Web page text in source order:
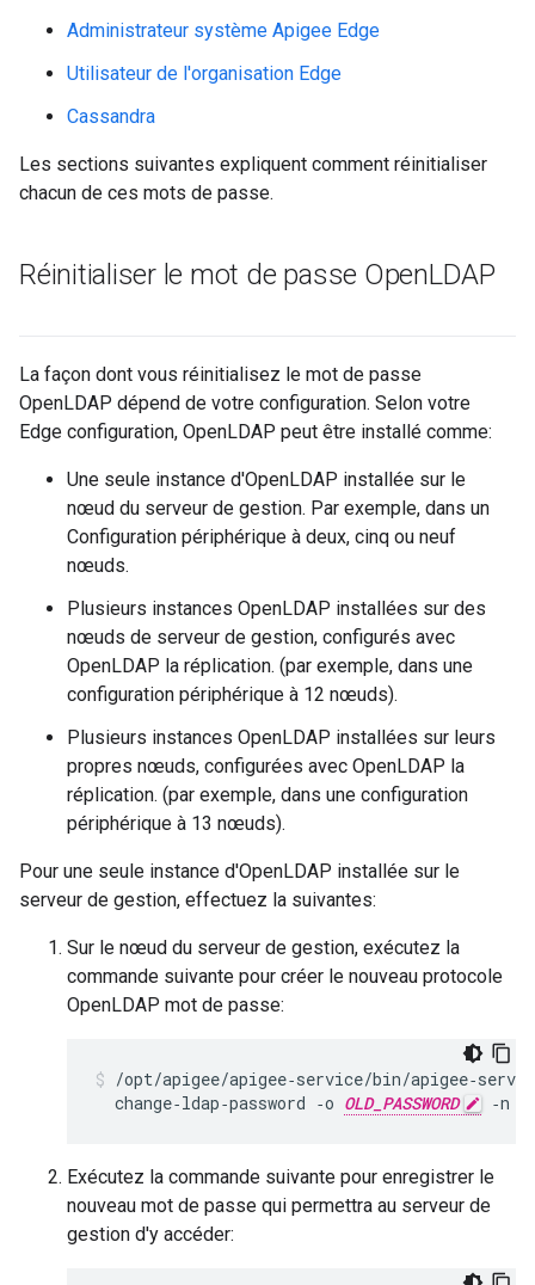
Administrateur système Apigee Edge
Utilisateur de l'organisation Edge
Cassandra
Les sections suivantes expliquent comment réinitialiser
chacun de ces mots de passe.
Réinitialiser le mot de passe OpenLDAP
La façon dont vous réinitialisez le mot de passe
OpenLDAP dépend de votre configuration. Selon votre
Edge configuration, OpenLDAP peut être installé comme:
Une seule instance d'OpenLDAP installée sur le
nœud du serveur de gestion. Par exemple, dans un
Configuration périphérique à deux, cinq ou neuf
nœuds.
Plusieurs instances OpenLDAP installées sur des
nœuds de serveur de gestion, configurés avec
OpenLDAP la réplication. (par exemple, dans une
configuration périphérique à 12 nœuds).
Plusieurs instances OpenLDAP installées sur leurs
propres nœuds, configurées avec OpenLDAP la
réplication. (par exemple, dans une configuration
périphérique à 13 nœuds).
Pour une seule instance d'OpenLDAP installée sur le
serveur de gestion, effectuez la suivantes:
Sur le nœud du serveur de gestion, exécutez la
commande suivante pour créer le nouveau protocole
OpenLDAP mot de passe:
/opt/apigee/apigee‑service/bin/
  change‑ldap‑password ‑o
OLD_PASSWORD ‑n
Exécutez la commande suivante pour enregistrer le
nouveau mot de passe qui permettra au serveur de
gestion d'y accéder: